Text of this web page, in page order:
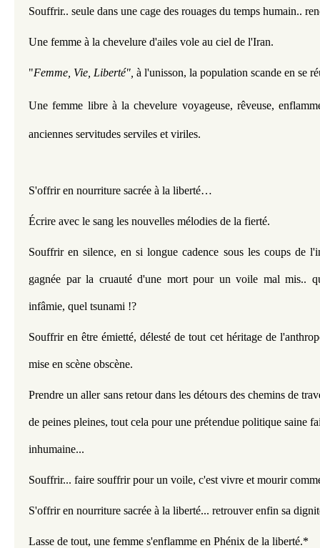
Souffrir.. seule dans une cage des rouages du temps humain..
Une femme à la chevelure d'ailes vole au ciel de l'Iran.
"Femme, Vie, Liberté", à l'unisson, la population scande en se
Une femme libre à la chevelure voyageuse, rêveuse,
anciennes servitudes serviles et viriles.
S'offrir en nourriture sacrée à la liberté…
Écrire avec le sang les nouvelles mélodies de la fierté.
Souffrir en silence, en si longue cadence sous les coups de
gagnée par la cruauté d'une mort pour un voile mal mis..
infâmie, quel tsunami !?
Souffrir en être émietté, délesté de tout cet héritage de
mise en scène obscène.
Prendre un aller sans retour dans les détours des chemins de
de peines pleines, tout cela pour une prétendue politique saine
inhumaine...
Souffrir... faire souffrir pour un voile, c'est vivre et mourir
S'offrir en nourriture sacrée à la liberté... retrouver enfin sa
Lasse de tout, une femme s'enflamme en Phénix de la liberté.*